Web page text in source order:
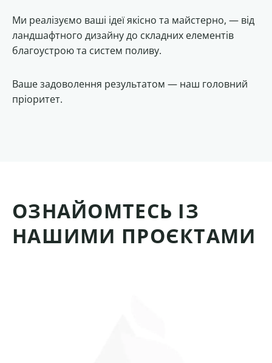
Ми реалізуємо ваші ідеї якісно та майстерно, — від
ландшафтного дизайну до складних елементів
благоустрою та систем поливу.
Ваше задоволення результатом — наш головний
пріоритет.
ОЗНАЙОМТЕСЬ ІЗ
НАШИМИ ПРОЄКТАМИ